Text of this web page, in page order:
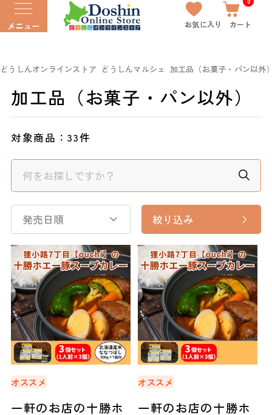
メニュー お気に入り カート
どうしんオンラインストア どうしんマルシェ 加工品（お菓子・パン以外
加工品（お菓子・パン以外）
対象商品：33件
発売日順 絞り込み
オススメ
一軒のお店の十勝ホ
オススメ
一軒のお店の十勝ホ